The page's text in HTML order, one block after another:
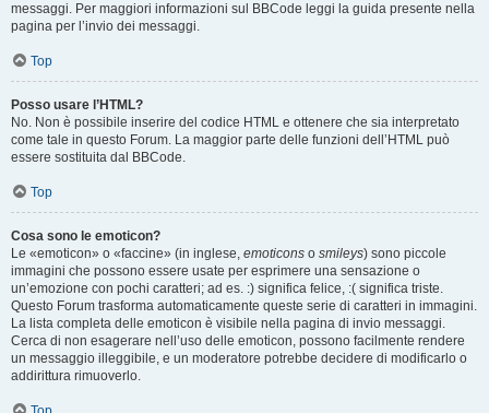
messaggi. Per maggiori informazioni sul BBCode leggi la guida presente nella
pagina per l’invio dei messaggi.
Top
Posso usare l’HTML?
No. Non è possibile inserire del codice HTML e ottenere che sia interpretato
come tale in questo Forum. La maggior parte delle funzioni dell’HTML può
essere sostituita dal BBCode.
Top
Cosa sono le emoticon?
Le «emoticon» o «faccine» (in inglese, emoticons o smileys) sono piccole
immagini che possono essere usate per esprimere una sensazione o
un’emozione con pochi caratteri; ad es. :) significa felice, :( significa triste.
Questo Forum trasforma automaticamente queste serie di caratteri in immagini.
La lista completa delle emoticon è visibile nella pagina di invio messaggi.
Cerca di non esagerare nell’uso delle emoticon, possono facilmente rendere
un messaggio illeggibile, e un moderatore potrebbe decidere di modificarlo o
addirittura rimuoverlo.